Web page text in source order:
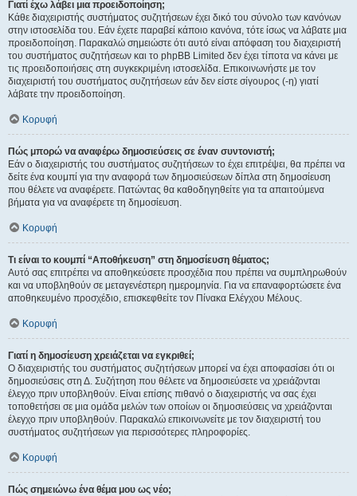
Γιατί έχω λάβει μια προειδοποίηση;
Κάθε διαχειριστής συστήματος συζητήσεων έχει δικό του σύνολο των κανόνων
στην ιστοσελίδα του. Εάν έχετε παραβεί κάποιο κανόνα, τότε ίσως να λάβατε μια
προειδοποίηση. Παρακαλώ σημειώστε ότι αυτό είναι απόφαση του διαχειριστή
του συστήματος συζητήσεων και το phpBB Limited δεν έχει τίποτα να κάνει με
τις προειδοποιήσεις στη συγκεκριμένη ιστοσελίδα. Επικοινωνήστε με τον
διαχειριστή του συστήματος συζητήσεων εάν δεν είστε σίγουρος (-η) γιατί
λάβατε την προειδοποίηση.
Κορυφή
Πώς μπορώ να αναφέρω δημοσιεύσεις σε έναν συντονιστή;
Εάν ο διαχειριστής του συστήματος συζητήσεων το έχει επιτρέψει, θα πρέπει να
δείτε ένα κουμπί για την αναφορά των δημοσιεύσεων δίπλα στη δημοσίευση
που θέλετε να αναφέρετε. Πατώντας θα καθοδηγηθείτε για τα απαιτούμενα
βήματα για να αναφέρετε τη δημοσίευση.
Κορυφή
Τι είναι το κουμπί “Αποθήκευση” στη δημοσίευση θέματος;
Αυτό σας επιτρέπει να αποθηκεύσετε προσχέδια που πρέπει να συμπληρωθούν
και να υποβληθούν σε μεταγενέστερη ημερομηνία. Για να επαναφορτώσετε ένα
αποθηκευμένο προσχέδιο, επισκεφθείτε τον Πίνακα Ελέγχου Μέλους.
Κορυφή
Γιατί η δημοσίευση χρειάζεται να εγκριθεί;
Ο διαχειριστής του συστήματος συζητήσεων μπορεί να έχει αποφασίσει ότι οι
δημοσιεύσεις στη Δ. Συζήτηση που θέλετε να δημοσιεύσετε να χρειάζονται
έλεγχο πριν υποβληθούν. Είναι επίσης πιθανό ο διαχειριστής να σας έχει
τοποθετήσει σε μια ομάδα μελών των οποίων οι δημοσιεύσεις να χρειάζονται
έλεγχο πριν υποβληθούν. Παρακαλώ επικοινωνείτε με τον διαχειριστή του
συστήματος συζητήσεων για περισσότερες πληροφορίες.
Κορυφή
Πώς σημειώνω ένα θέμα μου ως νέο;